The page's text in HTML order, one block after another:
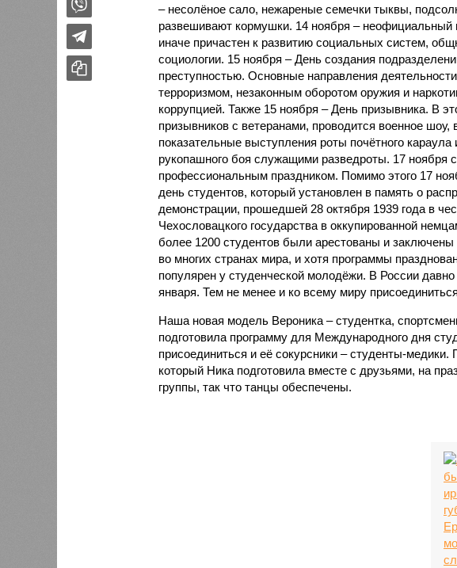
– несолёное сало, нежареные семечки тыквы,
развешивают кормушки. 14 ноября – неофициальный
иначе причастен к развитию социальных систем,
социологии. 15 ноября – День создания
преступностью. Основные направления
терроризмом, незаконным оборотом оружия и
коррупцией. Также 15 ноября – День призывника. В
призывников с ветеранами, проводится военное шоу,
показательные выступления роты почётного
рукопашного боя служащими разведроты. 17 ноября
профессиональным праздником. Помимо этого 17
день студентов, который установлен в память о
демонстрации, прошедшей 28 октября 1939 года в
Чехословацкого государства в оккупированной
более 1200 студентов были арестованы и заключены
во многих странах мира, и хотя программы
популярен у студенческой молодёжи. В России
января. Тем не менее и ко всему миру
Наша новая модель Вероника – студентка,
подготовила программу для Международного дня
присоединиться и её сокурсники – студенты-медики.
который Ника подготовила вместе с друзьями, на
группы, так что танцы обеспечены.